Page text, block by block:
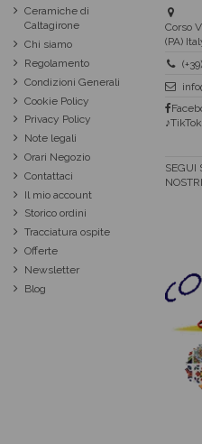
Ceramiche di
Caltagirone
Chi siamo
Regolamento
Condizioni Generali
Cookie Policy
Privacy Policy
Note legali
Orari Negozio
Contattaci
Il mio account
Storico ordini
Tracciatura ospite
Offerte
Newsletter
Blog
Corso
(PA)
♪TikTok
SEGUI